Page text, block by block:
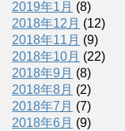
2019年1月 (8)
2018年12月 (12)
2018年11月 (9)
2018年10月 (22)
2018年9月 (8)
2018年8月 (2)
2018年7月 (7)
2018年6月 (9)